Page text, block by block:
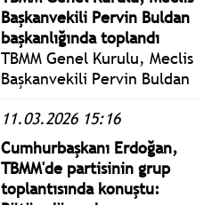
sert bir dille eleştirerek,
gerçeklerin hamasetle
örtülemeyeceğini
vurguladı.
Başkanvekili Pervin Buldan
başkanlığında toplandı
TBMM Genel Kurulu, Meclis
Başkanvekili Pervin Buldan
Buldan, gündeme
geçmeden önce 3
milletvekiline gündem dışı
söz verdi.
11.03.2026 15:16
Cumhurbaşkanı Erdoğan,
TBMM'de partisinin grup
toplantısında konuştu: